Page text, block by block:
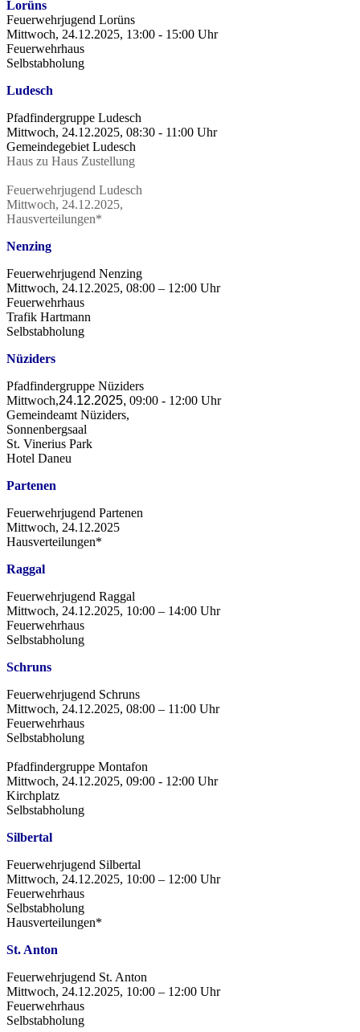
Lorüns
Feuerwehrjugend Lorüns
Mittwoch, 24.12.2025, 13:00 - 15:00 Uhr
Feuerwehrhaus
Selbstabholung
Ludesch
Pfadfindergruppe Ludesch
Mittwoch, 24.12.2025, 08:30 - 11:00 Uhr
Gemeindegebiet Ludesch
Haus zu Haus Zustellung
Feuerwehrjugend Ludesch
Mittwoch, 24.12.2025,
Hausverteilungen*
Nenzing
Feuerwehrjugend Nenzing
Mittwoch, 24.12.2025, 08:00 – 12:00 Uhr
Feuerwehrhaus
Trafik Hartmann
Selbstabholung
Nüziders
Pfadfindergruppe Nüziders
Mittwoch,24.12.2025, 09:00 - 12:00 Uhr
Gemeindeamt Nüziders,
Sonnenbergsaal
St. Vinerius Park
Hotel Daneu
Partenen
Feuerwehrjugend Partenen
Mittwoch, 24.12.2025
Hausverteilungen*
Raggal
Feuerwehrjugend Raggal
Mittwoch, 24.12.2025, 10:00 – 14:00 Uhr
Feuerwehrhaus
Selbstabholung
Schruns
Feuerwehrjugend Schruns
Mittwoch, 24.12.2025, 08:00 – 11:00 Uhr
Feuerwehrhaus
Selbstabholung
Pfadfindergruppe Montafon
Mittwoch, 24.12.2025, 09:00 - 12:00 Uhr
Kirchplatz
Selbstabholung
Silbertal
Feuerwehrjugend Silbertal
Mittwoch, 24.12.2025, 10:00 – 12:00 Uhr
Feuerwehrhaus
Selbstabholung
Hausverteilungen*
St. Anton
Feuerwehrjugend St. Anton
Mittwoch, 24.12.2025, 10:00 – 12:00 Uhr
Feuerwehrhaus
Selbstabholung